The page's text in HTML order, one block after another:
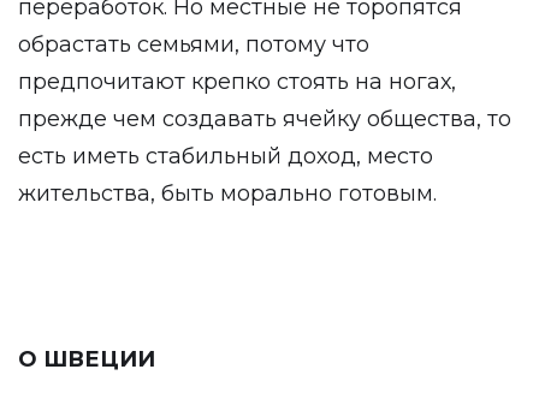
переработок. Но местные не торопятся
обрастать семьями, потому что
предпочитают крепко стоять на ногах,
прежде чем создавать ячейку общества, то
есть иметь стабильный доход, место
жительства, быть морально готовым.
О ШВЕЦИИ